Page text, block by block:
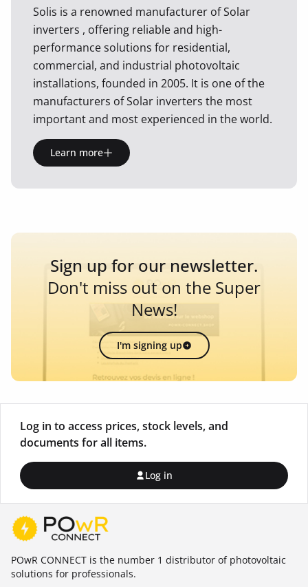
Solis is a renowned manufacturer of Solar
inverters , offering reliable and high-
performance solutions for residential,
commercial, and industrial photovoltaic
installations, founded in 2005. It is one of the
manufacturers of Solar inverters the most
important and most experienced in the world.
Learn more
Sign up for our newsletter.
Don't miss out on the Super
News!
I'm signing up
Log in to access prices, stock levels, and
documents for all items.
Log in
POwR CONNECT is the number 1 distributor of photovoltaic
solutions for professionals.